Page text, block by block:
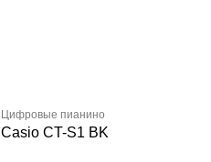
Цифровые пианино
Casio CT-S1 BK